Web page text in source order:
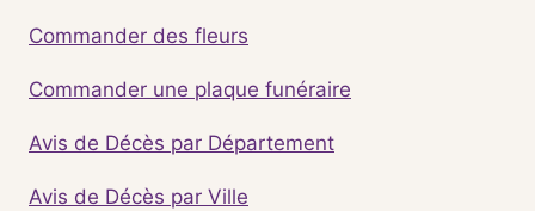
Commander des fleurs
Commander une plaque funéraire
Avis de Décès par Département
Avis de Décès par Ville